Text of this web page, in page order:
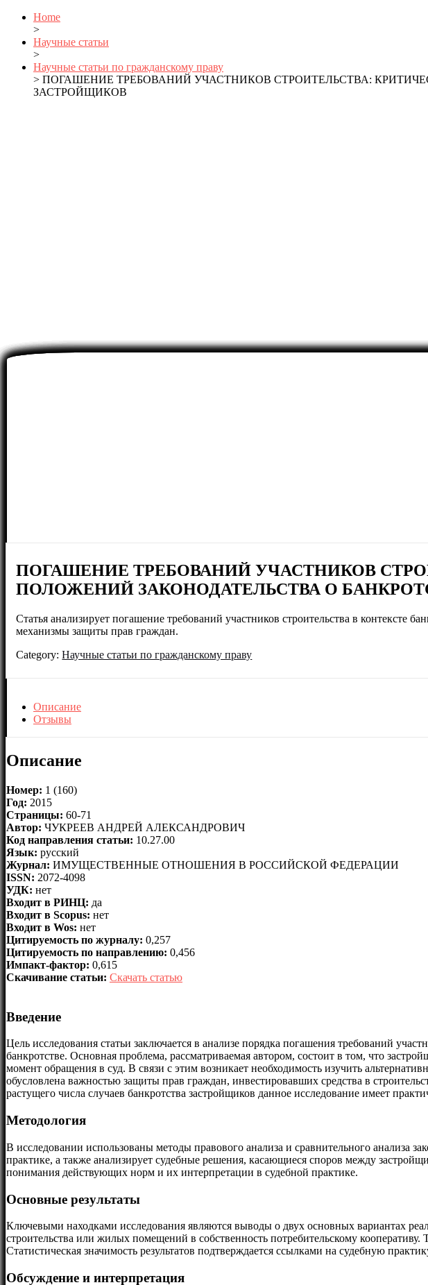
Home
>
Научные статьи
>
Научные статьи по гражданскому праву
> ПОГАШЕНИЕ ТРЕБОВАНИЙ УЧАСТНИКОВ СТРОИТЕЛЬСТВА:
ЗАСТРОЙЩИКОВ
ПОГАШЕНИЕ ТРЕБОВАНИЙ УЧАСТНИКОВ
ПОЛОЖЕНИЙ ЗАКОНОДАТЕЛЬСТВА О
Статья анализирует погашение требований участников строительства в контексте
механизмы защиты прав граждан.
Category:Научные статьи по гражданскому праву
Описание
Отзывы
Описание
Номер: 1 (160)
Год: 2015
Страницы: 60-71
Автор: ЧУКРЕЕВ АНДРЕЙ АЛЕКСАНДРОВИЧ
Код направления статьи: 10.27.00
Язык: русский
Журнал: ИМУЩЕСТВЕННЫЕ ОТНОШЕНИЯ В РОССИЙСКОЙ ФЕДЕРАЦИИ
ISSN: 2072-4098
УДК: нет
Входит в РИНЦ: да
Входит в Scopus: нет
Входит в Wos: нет
Цитируемость по журналу: 0,257
Цитируемость по направлению: 0,456
Импакт-фактор: 0,615
Скачивание статьи: Скачать статью
Введение
Цель исследования статьи заключается в анализе порядка погашения требований
банкротстве. Основная проблема, рассматриваемая автором, состоит в том, что
момент обращения в суд. В связи с этим возникает необходимость изучить
обусловлена важностью защиты прав граждан, инвестировавших средства в
растущего числа случаев банкротства застройщиков данное исследование имеет
Методология
В исследовании использованы методы правового анализа и сравнительного анализа
практике, а также анализирует судебные решения, касающиеся споров между
понимания действующих норм и их интерпретации в судебной практике.
Основные результаты
Ключевыми находками исследования являются выводы о двух основных вариантах
строительства или жилых помещений в собственность потребительскому
Статистическая значимость результатов подтверждается ссылками на судебную
Обсуждение и интерпретация